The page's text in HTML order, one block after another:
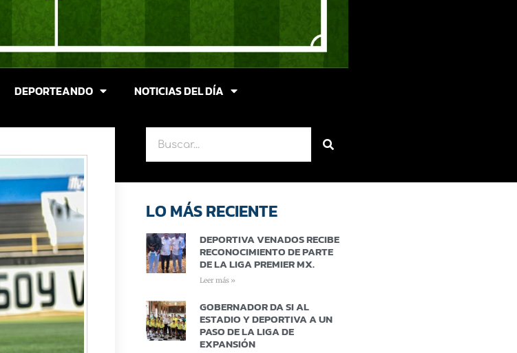
DEPORTEANDO NOTICIAS DEL DÍA
LO MÁS RECIENTE
DEPORTIVA VENADOS RECIBE
RECONOCIMIENTO DE PARTE
DE LA LIGA PREMIER MX.
Leer más »
GOBERNADOR DA SI AL
ESTADIO Y DEPORTIVA A UN
PASO DE LA LIGA DE
EXPANSIÓN